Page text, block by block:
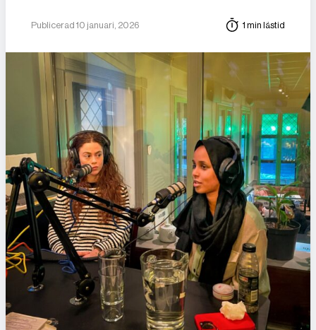
Publicerad 10 januari, 2026 1 min lästid